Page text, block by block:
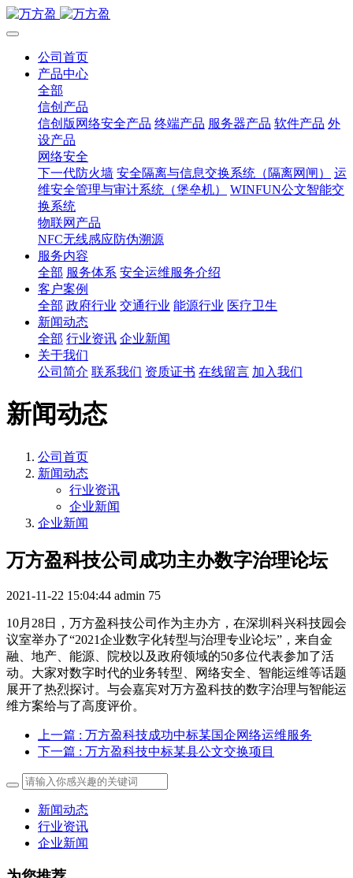
公司首页
产品中心
全部
信创产品
信创版网络安全产品 终端产品 服务器产品 软件产品 外
设产品
网络安全
下一代防火墙 安全隔离与信息交换系统（隔离网闸）
运
维安全管理与审计系统（堡垒机）
WINFUN公文智能交
换系统
物联网产品
NFC无线感应防伪溯源
服务内容
全部 服务体系 安全运维服务介绍
客户案例
全部 政府行业 交通行业 能源行业 医疗卫生
新闻动态
全部 行业资讯 企业新闻
关于我们
公司简介 联系我们 资质证书 在线留言 加入我们
新闻动态
公司首页
新闻动态
行业资讯
企业新闻
企业新闻
万方盈科技公司成功主办数字治理论坛
2021-11-22 15:04:44 admin 75
10月28日，万方盈科技公司作为主办方，在深圳科兴科技园会
议室举办了“2021企业数字化转型与治理专业论坛”，来自金
融、地产、能源、院校以及政府领域的50多位代表参加了活
动。大家对数字时代的业务转型、网络安全、智能运维等话题
展开了热烈探讨。与会嘉宾对万方盈科技的数字治理与智能运
维方案给与了高度评价。
上一篇 : 万方盈科技成功中标某国企网络运维服务
下一篇 : 万方盈科技中标某县公文交换项目
新闻动态
行业资讯
企业新闻